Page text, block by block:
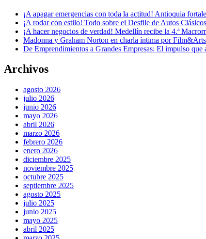
¡A apagar emergencias con toda la actitud! Antioquia
¡A rodar con estilo! Todo sobre el Desfile de Autos
¡A hacer negocios de verdad! Medellín recibe la 4.ª
Madonna y Graham Norton en charla íntima por
De Emprendimientos a Grandes Empresas: El impulso
Archivos
agosto 2026
julio 2026
junio 2026
mayo 2026
abril 2026
marzo 2026
febrero 2026
enero 2026
diciembre 2025
noviembre 2025
octubre 2025
septiembre 2025
agosto 2025
julio 2025
junio 2025
mayo 2025
abril 2025